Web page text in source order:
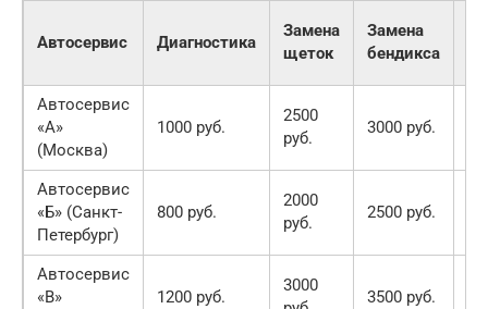
Автосервис Диагностика
Замена
щеток
Замена
бендикса
Автосервис
«А»
(Москва)
1000 руб.
2500
руб.
3000 руб.
Автосервис
«Б» (Санкт-
Петербург)
800 руб.
2000
руб.
2500 руб.
Автосервис
«В»
1200 руб.
3000
3500 руб.